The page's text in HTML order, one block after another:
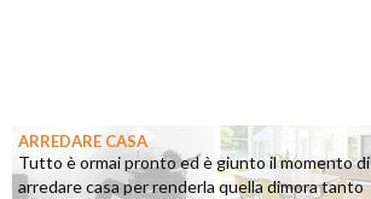
ARREDARE CASA
Tutto è ormai pronto ed è giunto il momento di
arredare casa per renderla quella dimora tanto